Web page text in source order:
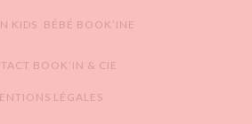
KIDS BÉBÉ BOOK’INE
BOOK’IN & CIE
LÉGALES